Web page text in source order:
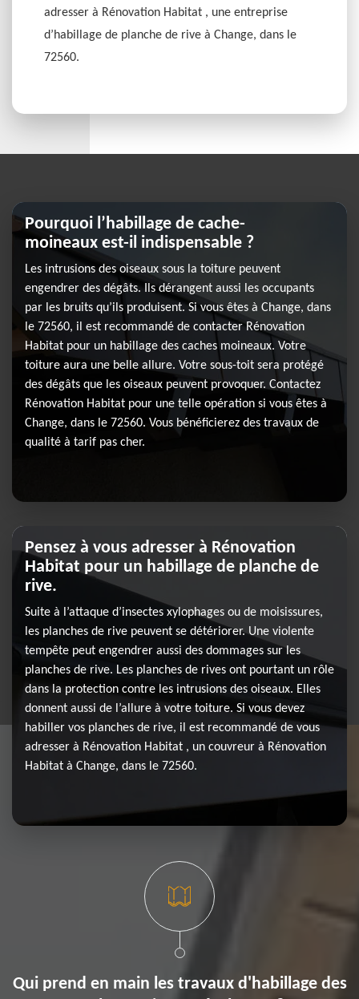
adresser à Rénovation Habitat , une entreprise
d’habillage de planche de rive à Change, dans le
72560.
Pourquoi l’habillage de cache-
moineaux est-il indispensable ?
Les intrusions des oiseaux sous la toiture peuvent
engendrer des dégâts. Ils dérangent aussi les occupants
par les bruits qu’ils produisent. Si vous êtes à Change, dans
le 72560, il est recommandé de contacter Rénovation
Habitat pour un habillage des caches moineaux. Votre
toiture aura une belle allure. Votre sous-toit sera protégé
des dégâts que les oiseaux peuvent provoquer. Contactez
Rénovation Habitat pour une telle opération si vous êtes à
Change, dans le 72560. Vous bénéficierez des travaux de
qualité à tarif pas cher.
Pensez à vous adresser à Rénovation
Habitat pour un habillage de planche de
rive.
Suite à l’attaque d’insectes xylophages ou de moisissures,
les planches de rive peuvent se détériorer. Une violente
tempête peut engendrer aussi des dommages sur les
planches de rive. Les planches de rives ont pourtant un rôle
dans la protection contre les intrusions des oiseaux. Elles
donnent aussi de l’allure à votre toiture. Si vous devez
habiller vos planches de rive, il est recommandé de vous
adresser à Rénovation Habitat , un couvreur à Rénovation
Habitat à Change, dans le 72560.
Qui prend en main les travaux d'habillage des